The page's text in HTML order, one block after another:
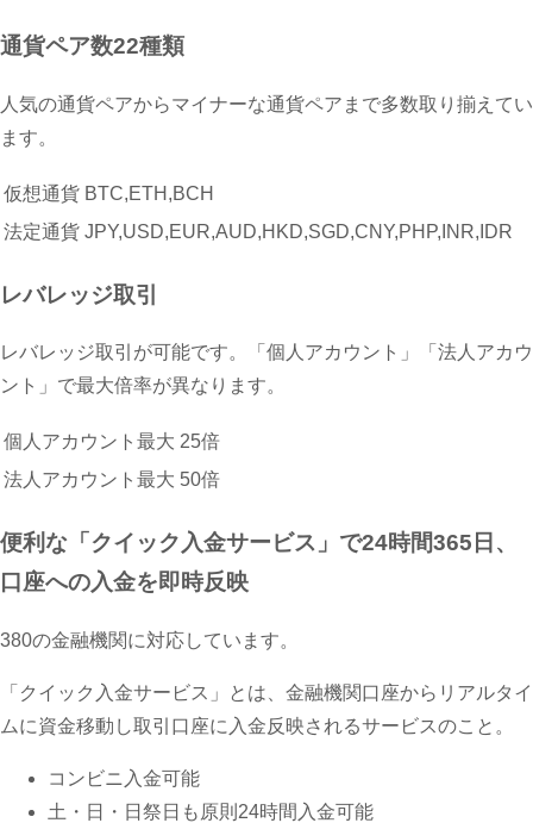
通貨ペア数22種類
人気の通貨ペアからマイナーな通貨ペアまで多数取り揃えてい
ます。
仮想通貨 BTC,ETH,BCH
法定通貨 JPY,USD,EUR,AUD,HKD,SGD,CNY,PHP,INR,IDR
レバレッジ取引
レバレッジ取引が可能です。「個人アカウント」「法人アカウ
ント」で最大倍率が異なります。
個人アカウント最大 25倍
法人アカウント最大 50倍
便利な「クイック入金サービス」で24時間365日、
口座への入金を即時反映
380の金融機関に対応しています。
「クイック入金サービス」とは、金融機関口座からリアルタイ
ムに資金移動し取引口座に入金反映されるサービスのこと。
コンビニ入金可能
土・日・日祭日も原則24時間入金可能